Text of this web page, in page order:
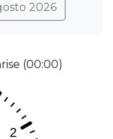
2026
(00:00)